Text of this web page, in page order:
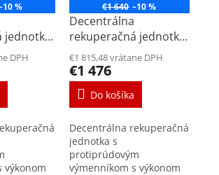
%
jednotka
Nerez
DPH
výkonom
€1 640 –10 %
Decentrálna
rekuperačná jednotka
Air 70 Plus Nerez
€1 815,48 vrátane DPH
€1 476
Do košíka
Decentrálna rekuperačná
jednotka s
protiprúdovým
výmenníkom s výkonom